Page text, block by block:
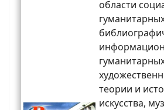
области
теории и
искусства,